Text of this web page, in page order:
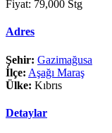
Fiyat: 79,000 Stg
Adres
Şehir: Gazimağusa
İlçe: Aşağı Maraş
Ülke: Kıbrıs
Detaylar